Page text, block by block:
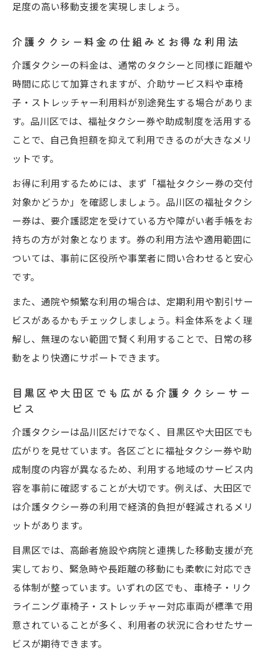
足度の高い移動支援を実現しましょう。
介護タクシー料金の仕組みとお得な利用法
介護タクシーの料金は、通常のタクシーと同様に距離や
時間に応じて加算されますが、介助サービス料や車椅
子・ストレッチャー利用料が別途発生する場合がありま
す。品川区では、福祉タクシー券や助成制度を活用する
ことで、自己負担額を抑えて利用できるのが大きなメリ
ットです。
お得に利用するためには、まず「福祉タクシー券の交付
対象かどうか」を確認しましょう。品川区の福祉タクシ
ー券は、要介護認定を受けている方や障がい者手帳をお
持ちの方が対象となります。券の利用方法や適用範囲に
ついては、事前に区役所や事業者に問い合わせると安心
です。
また、通院や頻繁な利用の場合は、定期利用や割引サー
ビスがあるかもチェックしましょう。料金体系をよく理
解し、無理のない範囲で賢く利用することで、日常の移
動をより快適にサポートできます。
目黒区や大田区でも広がる介護タクシーサー
ビス
介護タクシーは品川区だけでなく、目黒区や大田区でも
広がりを見せています。各区ごとに福祉タクシー券や助
成制度の内容が異なるため、利用する地域のサービス内
容を事前に確認することが大切です。例えば、大田区で
は介護タクシー券の利用で経済的負担が軽減されるメリ
ットがあります。
目黒区では、高齢者施設や病院と連携した移動支援が充
実しており、緊急時や長距離の移動にも柔軟に対応でき
る体制が整っています。いずれの区でも、車椅子・リク
ライニング車椅子・ストレッチャー対応車両が標準で用
意されていることが多く、利用者の状況に合わせたサー
ビスが期待できます。